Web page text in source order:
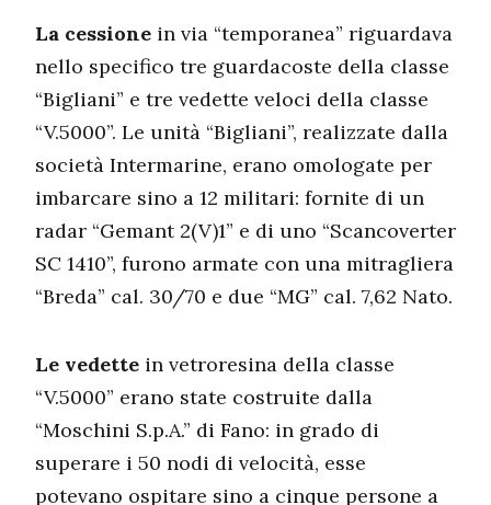
La cessione in via “temporanea” riguardava
nello specifico tre guardacoste della classe
“Bigliani” e tre vedette veloci della classe
“V.5000”. Le unità “Bigliani”, realizzate dalla
società Intermarine, erano omologate per
imbarcare sino a 12 militari: fornite di un
radar “Gemant 2(V)1” e di uno “Scancoverter
SC 1410”, furono armate con una mitragliera
“Breda” cal. 30/70 e due “MG” cal. 7,62 Nato.
Le vedette in vetroresina della classe
“V.5000” erano state costruite dalla
“Moschini S.p.A.” di Fano: in grado di
superare i 50 nodi di velocità, esse
potevano ospitare sino a cinque persone a